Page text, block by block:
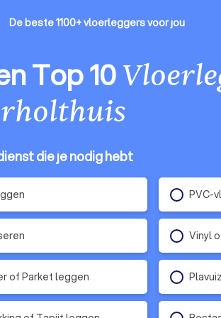
De beste 1100+ vloerleggersvoor jou
Top 10
die je nodig hebt
PVC-
Vinyl
of Parket leggen